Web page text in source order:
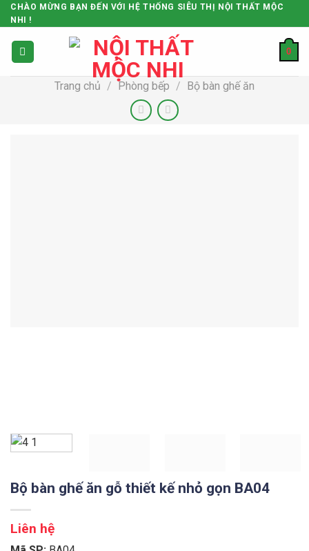
Skip
to
content
CHÀO MỪNG BẠN ĐẾN VỚI HỆ THỐNG SIÊU THỊ NỘI THẤT MỘC
NHI !
0
Trang chủ / Phòng bếp / Bộ bàn ghế ăn
Bộ bàn ghế ăn gỗ thiết kế nhỏ gọn BA04
Liên hệ